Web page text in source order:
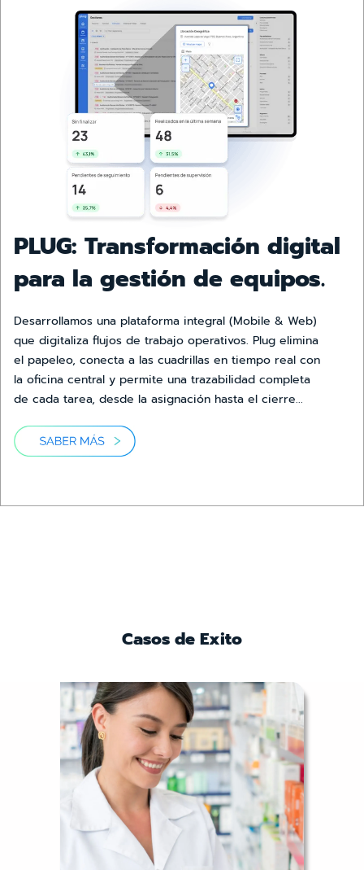
PLUG: Transformación digital
para la gestión de equipos.
Desarrollamos una plataforma integral (Mobile & Web)
que digitaliza flujos de trabajo operativos. Plug elimina
el papeleo, conecta a las cuadrillas en tiempo real con
la oficina central y permite una trazabilidad completa
de cada tarea, desde la asignación hasta el cierre...
Casos de Exito